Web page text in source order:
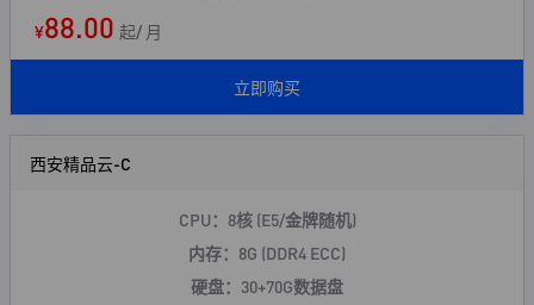
¥88.00 起/ 月
立即购买
西安精品云-C
CPU：8核 (E5/金牌随机)
内存：8G (DDR4 ECC)
硬盘：30+70G数据盘